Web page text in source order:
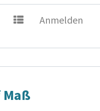
Anmelden
Maß